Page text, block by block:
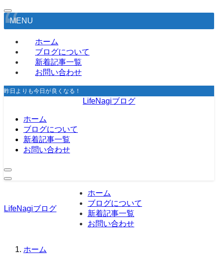
MENU
ホーム
ブログについて
新着記事一覧
お問い合わせ
昨日よりも今日が良くなる！
LifeNagiブログ
ホーム
ブログについて
新着記事一覧
お問い合わせ
LifeNagiブログ
ホーム
ブログについて
新着記事一覧
お問い合わせ
ホーム